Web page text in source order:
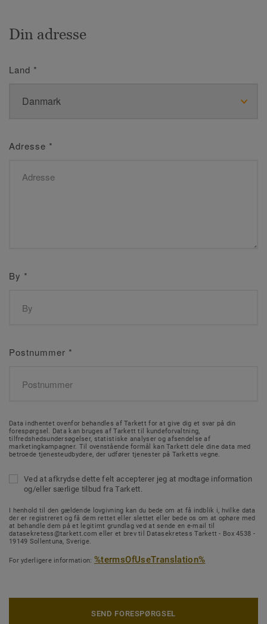
Din adresse
Land *
Adresse *
By *
Postnummer *
Data indhentet ovenfor behandles af Tarkett for at give dig et svar på din
forespørgsel. Data kan bruges af Tarkett til kundeforvaltning,
tilfredshedsundersøgelser, statistiske analyser og afsendelse af
marketingkampagner. Til ovenstående formål kan Tarkett dele dine data med
betroede tjenesteudbydere, der udfører tjenester på Tarketts vegne.
Ved at afkrydse dette felt accepterer jeg at modtage information
og/eller særlige tilbud fra Tarkett.
I henhold til den gældende lovgivning kan du bede om at få indblik i, hvilke data
der er registreret og få dem rettet eller slettet eller bede os om at ophøre med
at behandle dem på et legitimt grundlag ved at sende en e-mail til
datasekretess@tarkett.com eller et brev til Datasekretess Tarkett - Box 4538 -
19149 Sollentuna, Sverige.
For yderligere information: %termsOfUseTranslation%
SEND FORESPØRGSEL